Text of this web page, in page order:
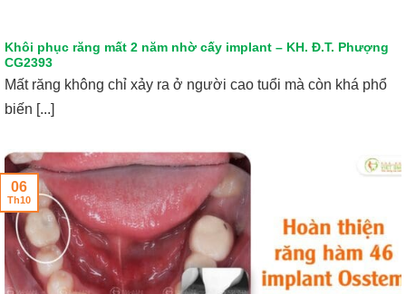
Khôi phục răng mất 2 năm nhờ cấy implant – KH. Đ.T. Phượng
CG2393
Mất răng không chỉ xảy ra ở người cao tuổi mà còn khá phổ
biến [...]
06
Th10